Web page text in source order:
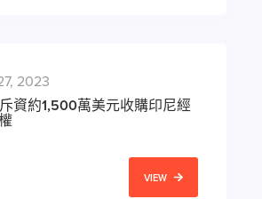
2023
資約1,500萬美元收購印尼經
VIEW